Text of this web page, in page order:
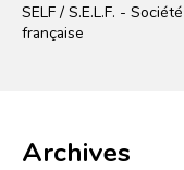
SELF / S.E.L.F. -
française
Archives